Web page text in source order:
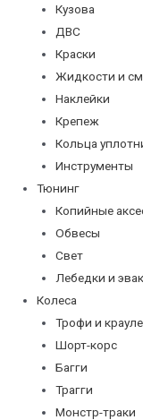
Кузова
ДВС
Краски
Жидкости и
Наклейки
Крепеж
Кольца
Инструменты
Тюнинг
Копийные
Обвесы
Свет
Лебедки и
Колеса
Трофи и
Шорт-корс
Багги
Трагги
Монстр-траки